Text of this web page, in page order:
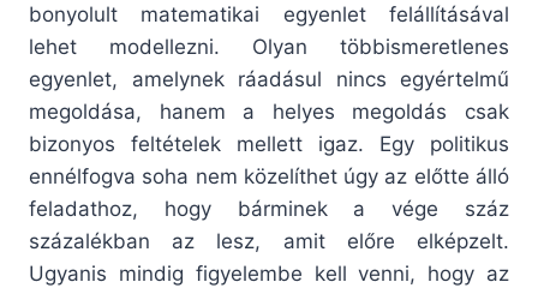
bonyolult matematikai egyenlet felállításával
lehet modellezni. Olyan többismeretlenes
egyenlet, amelynek ráadásul nincs egyértelmű
megoldása, hanem a helyes megoldás csak
bizonyos feltételek mellett igaz. Egy politikus
ennélfogva soha nem közelíthet úgy az előtte álló
feladathoz, hogy bárminek a vége száz
százalékban az lesz, amit előre elképzelt.
Ugyanis mindig figyelembe kell venni, hogy az